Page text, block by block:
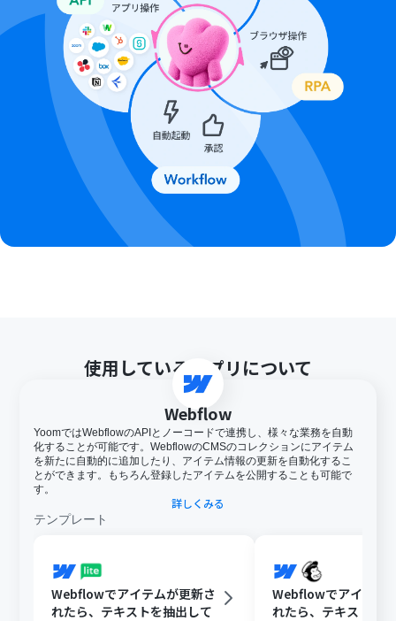
使用しているアプリについて
Webflow
YoomではWebflowのAPIとノーコードで連携し、様々な業務を自動
化することが可能です。WebflowのCMSのコレクションにアイテム
を新たに自動的に追加したり、アイテム情報の更新を自動化するこ
とができます。もちろん登録したアイテムを公開することも可能で
す。
詳しくみる
テンプレート
Webflowでアイテムが更新さ
れたら、テキストを抽出して
Webflowでアイテム
れたら、テキストを